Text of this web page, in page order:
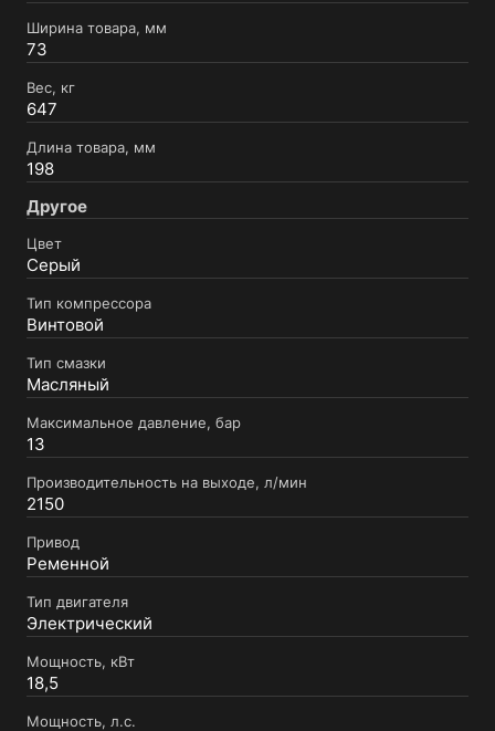
Ширина товара, мм
73
Вес, кг
647
Длина товара, мм
198
Другое
Цвет
Серый
Тип компрессора
Винтовой
Тип смазки
Масляный
Максимальное давление, бар
13
Производительность на выходе, л/мин
2150
Привод
Ременной
Тип двигателя
Электрический
Мощность, кВт
18,5
Мощность, л.с.